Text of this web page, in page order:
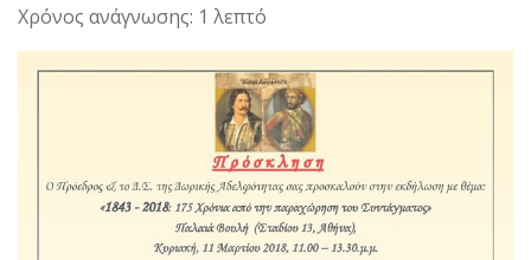
Χρόνος ανάγνωσης: 1 λεπτό